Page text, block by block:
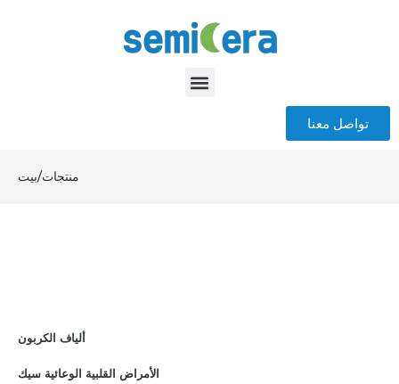
تواصل معنا
بيت/منتجات
ألياف الكربون
الأمراض القلبية الوعائية سيك